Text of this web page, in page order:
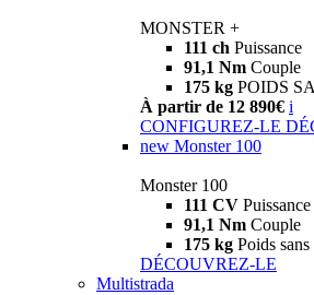
MONSTER +
111 ch Puissance
91,1 Nm Couple
175 kg POIDS
À partir de 12 890€ i
CONFIGUREZ-LE
new Monster 100
Monster 100
111 CV Puissance
91,1 Nm Couple
175 kg Poids
DÉCOUVREZ-LE
Multistrada